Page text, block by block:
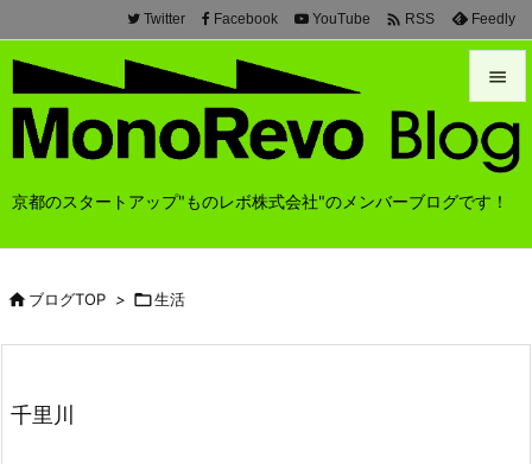
京都のスタートアップ"ものレボ株式会社"のメンバーブログです！


メニュ
前へ

Twitter Facebook YouTube  RSS Feedly
ブログTOP > 生活
千里川